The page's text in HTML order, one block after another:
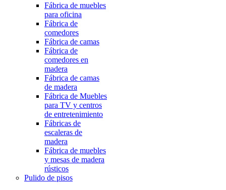
Fábrica de muebles
para oficina
Fábrica de
comedores
Fábrica de camas
Fábrica de
comedores en
madera
Fábrica de camas
de madera
Fábrica de Muebles
para TV y centros
de entretenimiento
Fábricas de
escaleras de
madera
Fábrica de muebles
y mesas de madera
rústicos
Pulido de pisos